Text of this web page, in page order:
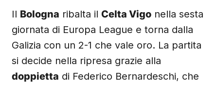
Il Bologna ribalta il Celta Vigo nella sesta
giornata di Europa League e torna dalla
Galizia con un 2-1 che vale oro. La partita
si decide nella ripresa grazie alla
doppietta di Federico Bernardeschi, che